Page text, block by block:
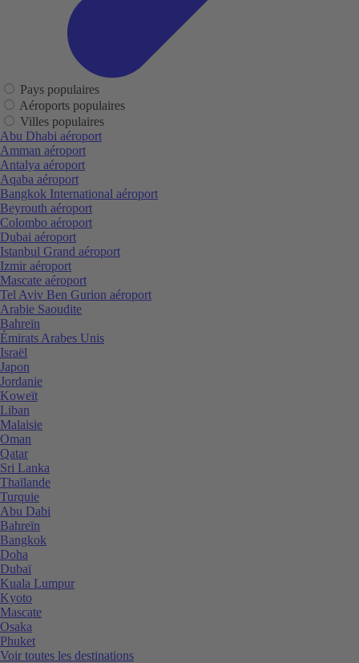
Pays populaires
Aéroports populaires
Villes populaires
Abu Dhabi aéroport
Amman aéroport
Antalya aéroport
Aqaba aéroport
Bangkok International aéroport
Beyrouth aéroport
Colombo aéroport
Dubai aéroport
Istanbul Grand aéroport
Izmir aéroport
Mascate aéroport
Tel Aviv Ben Gurion aéroport
Arabie Saoudite
Bahreïn
Émirats Arabes Unis
Israël
Japon
Jordanie
Koweït
Liban
Malaisie
Oman
Qatar
Sri Lanka
Thaïlande
Turquie
Abu Dabi
Bahreïn
Bangkok
Doha
Dubaï
Kuala Lumpur
Kyoto
Mascate
Osaka
Phuket
Voir toutes les destinations